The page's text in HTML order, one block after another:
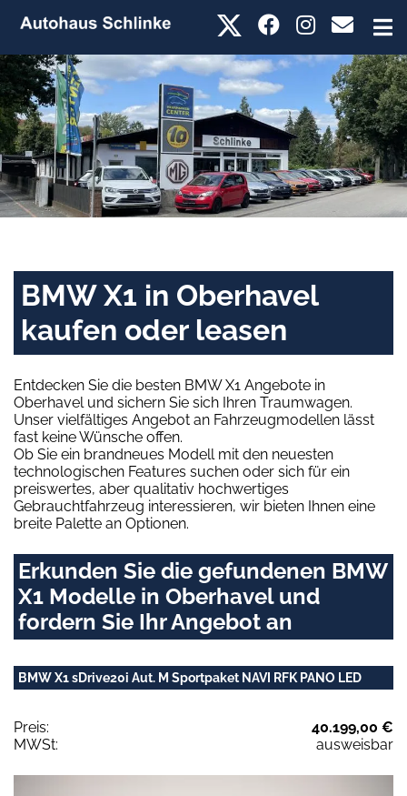
BMW X1 in Oberhavel
kaufen oder leasen
Entdecken Sie die besten BMW X1 Angebote in
Oberhavel und sichern Sie sich Ihren Traumwagen.
Unser vielfältiges Angebot an Fahrzeugmodellen lässt
fast keine Wünsche offen.
Ob Sie ein brandneues Modell mit den neuesten
technologischen Features suchen oder sich für ein
preiswertes, aber qualitativ hochwertiges
Gebrauchtfahrzeug interessieren, wir bieten Ihnen eine
breite Palette an Optionen.
Erkunden Sie die gefundenen BMW
X1 Modelle in Oberhavel und
fordern Sie Ihr Angebot an
BMW X1 sDrive20i Aut. M Sportpaket NAVI RFK PANO LED
Preis:
40.199,00 €
MWSt:
ausweisbar